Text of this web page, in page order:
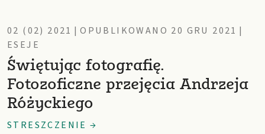
02 (02) 2021 | OPUBLIKOWANO 20 GRU 2021 |
ESEJE
Świętując fotografię.
Fotozoficzne przejęcia Andrzeja
Różyckiego
STRESZCZENIE →